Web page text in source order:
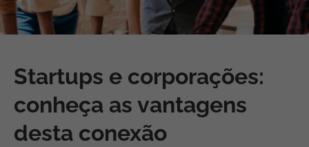
Startups e corporações:
conheça as vantagens
desta conexão